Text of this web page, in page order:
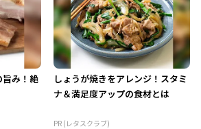
み！絶
しょうが焼きをアレンジ！スタミ
ナ＆満足度アップの食材とは
PR (レタスクラブ)